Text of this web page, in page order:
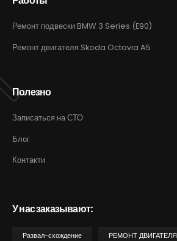
Ремонт подвески BMW 3 Series (E90)
Ремонт двигателя Skoda Octavia A5
Полезно
Записаться на СТО
Блог
Контакти
У нас заказывают:
Развал-схождение РЕМОНТ ДВИГАТЕЛЯ